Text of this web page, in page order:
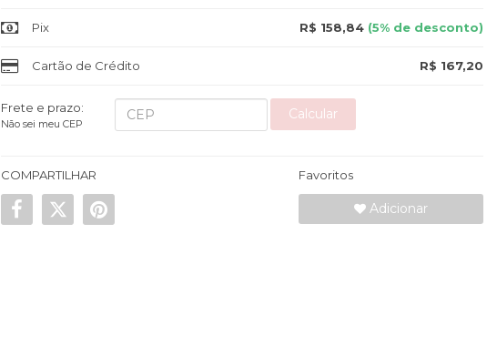
Pix R$ 158,84 (5% de desconto)
Cartão de Crédito R$ 167,20
Frete e prazo:
Não sei meu CEP
Calcular
COMPARTILHAR Favoritos
Adicionar